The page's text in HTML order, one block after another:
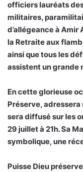
officiers lauréats
militaires,
d’allégeance à Amir
la Retraite aux
ainsi que tous les
assistent un grande
En cette glorieuse
Préserve, adressera
sera diffusé sur les
29 juillet à 21h. Sa
symbolique, une
Puisse Dieu